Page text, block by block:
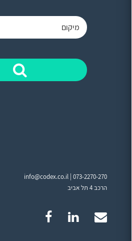
מיקום
info@codex.co.il |073-2270-270
הרכב 4 תל אביב